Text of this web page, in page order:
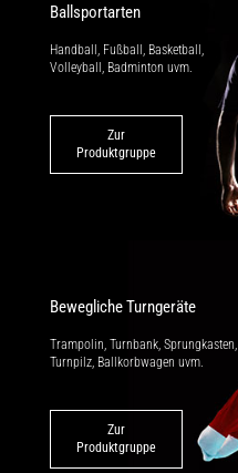
Ballsportarten
Handball, Fußball, Basketball,
Volleyball, Badminton uvm.
Zur
Produktgruppe
Bewegliche Turngeräte
Trampolin, Turnbank, Sprungkasten,
Turnpilz, Ballkorbwagen uvm.
Zur
Produktgruppe